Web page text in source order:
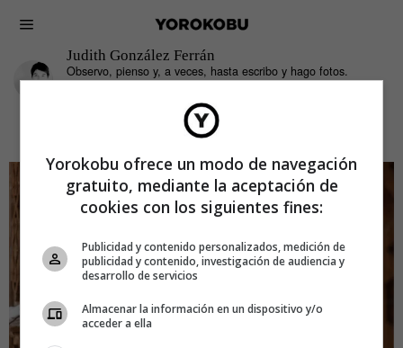
Judith González Ferrán
Observo, pienso y, a veces, hasta escribo y hago fotos.
Yorokobu ofrece un modo de navegación
gratuito, mediante la aceptación de
cookies con los siguientes fines:
Publicidad y contenido personalizados, medición de
publicidad y contenido, investigación de audiencia y
desarrollo de servicios
Almacenar la información en un dispositivo y/o
acceder a ella